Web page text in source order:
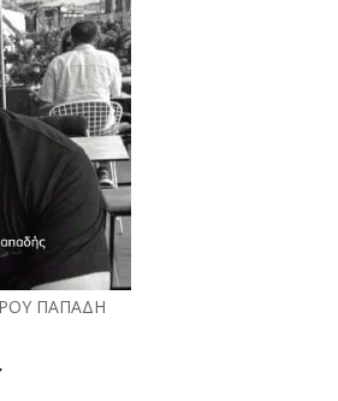
ΠΑΠΑΔΗ